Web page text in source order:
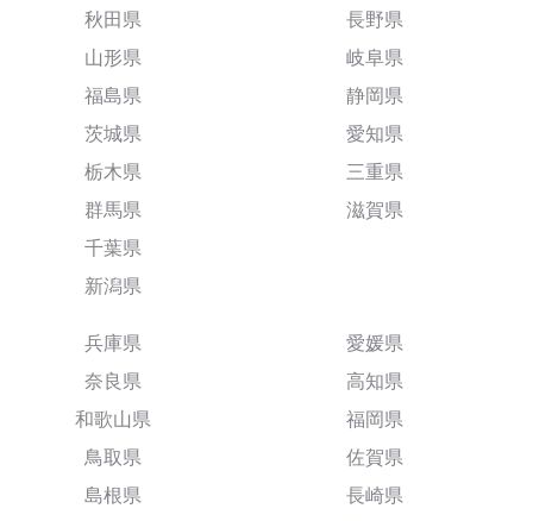
秋田県
山形県
福島県
茨城県
栃木県
群馬県
千葉県
新潟県
長野県
岐阜県
静岡県
愛知県
三重県
滋賀県
兵庫県
奈良県
和歌山県
鳥取県
島根県
愛媛県
高知県
福岡県
佐賀県
長崎県